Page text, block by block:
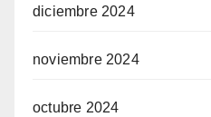
diciembre 2024
noviembre 2024
octubre 2024